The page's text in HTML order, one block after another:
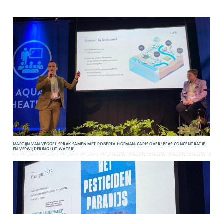
MARTIJN VAN VEGGEL SPRAK SAMEN MET ROBERTA HOFMAN-CARIS OVER ‘PFAS CONCENTRATIE
EN VERWIJDERING UIT WATER’